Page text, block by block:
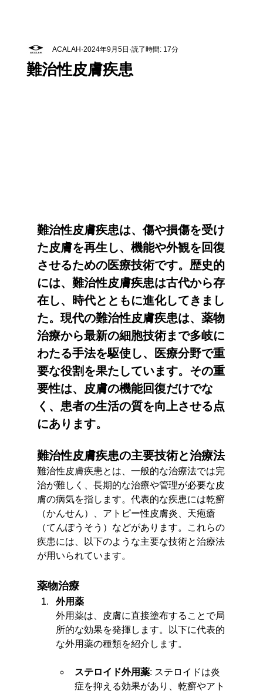
難治性皮膚疾患
ACALAH 2024年9月5日 読了時間: 17分
難治性皮膚疾患は、傷や損傷を受け
た皮膚を再生し、機能や外観を回復
させるための医療技術です。歴史的
には、難治性皮膚疾患は古代から存
在し、時代とともに進化してきまし
た。現代の難治性皮膚疾患は、薬物
治療から最新の細胞技術まで多岐に
わたる手法を駆使し、医療分野で重
要な役割を果たしています。その重
要性は、皮膚の機能回復だけでな
く、患者の生活の質を向上させる点
にあります。
難治性皮膚疾患の主要技術と治療法
難治性皮膚疾患とは、一般的な治療法では完
治が難しく、長期的な治療や管理が必要な皮
膚の病気を指します。代表的な疾患には乾癬
（かんせん）、アトピー性皮膚炎、天疱瘡
（てんぽうそう）などがあります。これらの
疾患には、以下のような主要な技術と治療法
が用いられています。
薬物治療
外用薬
外用薬は、皮膚に直接塗布することで局
所的な効果を発揮します。以下に代表的
な外用薬の種類を紹介します。
ステロイド外用薬: ステロイドは炎
症を抑える効果があり、乾癬やアト